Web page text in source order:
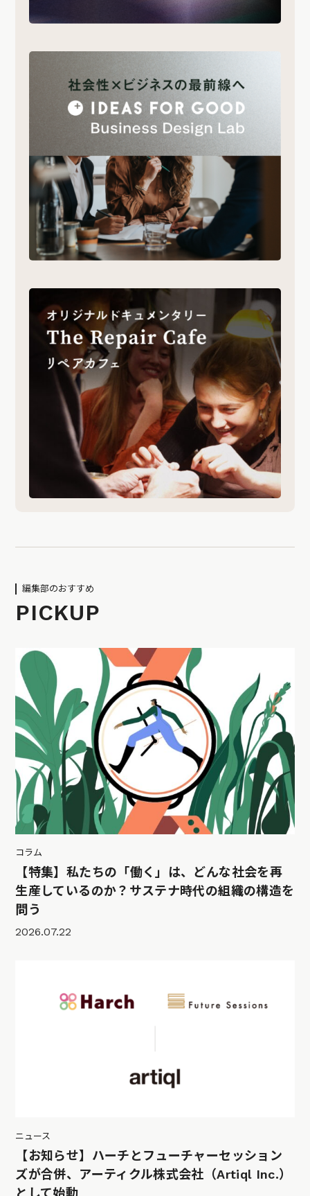
編集部のおすすめ
PICKUP
コラム
【特集】私たちの「働く」は、どんな社会を再
生産しているのか？サステナ時代の組織の構造を
問う
2026.07.22
ニュース
【お知らせ】ハーチとフューチャーセッション
ズが合併、アーティクル株式会社（Artiql Inc.）
として始動